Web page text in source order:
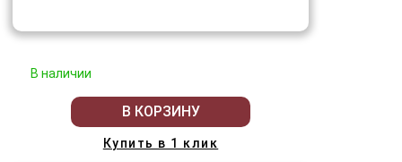
В наличии
В КОРЗИНУ
Купить в 1 клик